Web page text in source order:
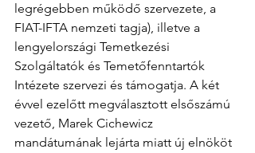
legrégebben működő szervezete, a
FIAT-IFTA nemzeti tagja), illetve a
lengyelországi Temetkezési
Szolgáltatók és Temetőfenntartók
Intézete szervezi és támogatja. A két
évvel ezelőtt megválasztott elsőszámú
vezető, Marek Cichewicz
mandátumának lejárta miatt új elnököt